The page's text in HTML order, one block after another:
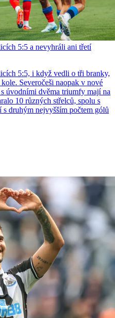
5:5 a nevyhráli ani třetí
5:5, i když vedli o tři branky,
Severočeši naopak v nové
úvodními dvěma triumfy mají na
10 různých střelců, spolu s
s druhým nejvyšším počtem gólů